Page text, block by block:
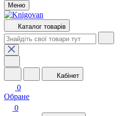
Меню
Каталог товарів
Кабінет
0
Обране
0